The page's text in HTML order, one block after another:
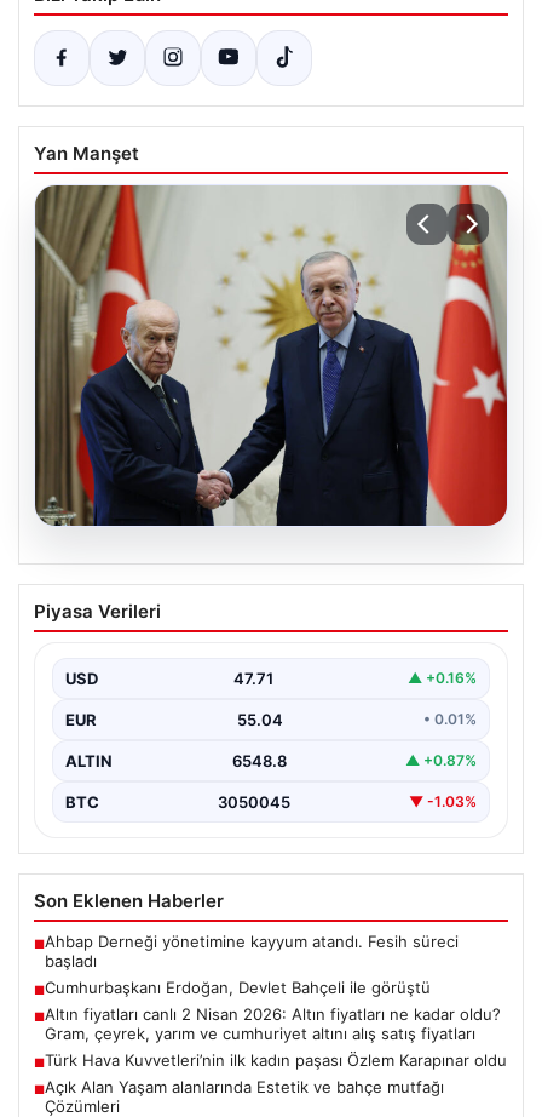
Yan Manşet
Cumhurbaşkanı Erdoğan, Devlet
Bahçeli ile görüştü
Piyasa Verileri
USD 47.71 ▲ +0.16%
EUR 55.04 • 0.01%
ALTIN 6548.8 ▲ +0.87%
BTC 3050045 ▼ -1.03%
Son Eklenen Haberler
■Ahbap Derneği yönetimine kayyum atandı. Fesih süreci
başladı
■Cumhurbaşkanı Erdoğan, Devlet Bahçeli ile görüştü
■Altın fiyatları canlı 2 Nisan 2026: Altın fiyatları ne kadar oldu?
Gram, çeyrek, yarım ve cumhuriyet altını alış satış fiyatları
■Türk Hava Kuvvetleri’nin ilk kadın paşası Özlem Karapınar oldu
■Açık Alan Yaşam alanlarında Estetik ve bahçe mutfağı
Çözümleri